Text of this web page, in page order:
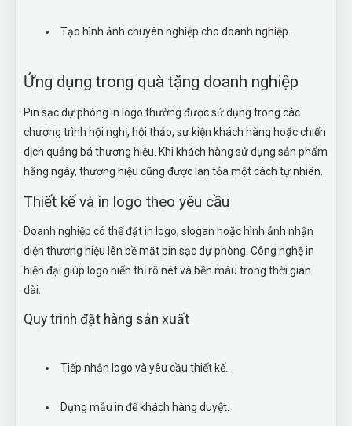
Tạo hình ảnh chuyên nghiệp cho doanh nghiệp.
Ứng dụng trong quà tặng doanh nghiệp
Pin sạc dự phòng in logo thường được sử dụng trong các
chương trình hội nghị, hội thảo, sự kiện khách hàng hoặc chiến
dịch quảng bá thương hiệu. Khi khách hàng sử dụng sản phẩm
hằng ngày, thương hiệu cũng được lan tỏa một cách tự nhiên.
Thiết kế và in logo theo yêu cầu
Doanh nghiệp có thể đặt in logo, slogan hoặc hình ảnh nhận
diện thương hiệu lên bề mặt pin sạc dự phòng. Công nghệ in
hiện đại giúp logo hiển thị rõ nét và bền màu trong thời gian
dài.
Quy trình đặt hàng sản xuất
Tiếp nhận logo và yêu cầu thiết kế.
Dựng mẫu in để khách hàng duyệt.